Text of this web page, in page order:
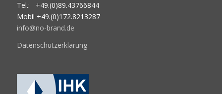
Tel.: +49.(0)89.43766844
Mobil +49.(0)172.8213287
info@no-brand.de
Datenschutzerklärung